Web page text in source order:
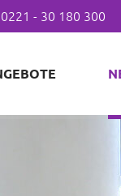
0221 - 30 180 300